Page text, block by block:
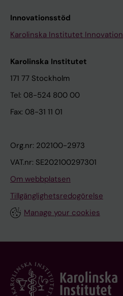
Innovationsstöd
Karolinska Institutet Innovation
Karolinska Institutet
171 77 Stockholm
Tel: 08-524 800 00
Fax: 08-31 11 01
Org.nr: 202100-2973
VAT.nr: SE202100297301
Om webbplatsen
Tillgänglighetsredogörelse
Manage your cookies